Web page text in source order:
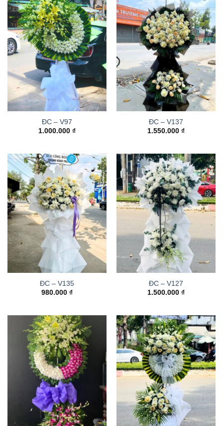
ĐC – V97
1.000.000 ₫
ĐC – V137
1.550.000 ₫
ĐC – V135
980.000 ₫
ĐC – V127
1.500.000 ₫